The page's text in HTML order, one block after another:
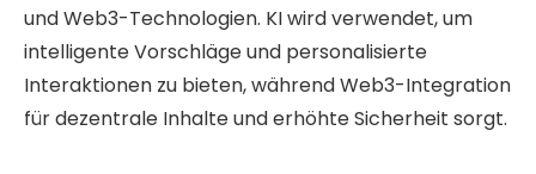
und Web3-Technologien. KI wird verwendet, um
intelligente Vorschläge und personalisierte
Interaktionen zu bieten, während Web3-Integration
für dezentrale Inhalte und erhöhte Sicherheit sorgt.